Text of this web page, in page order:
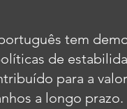
tem
de
para a
a longo prazo.